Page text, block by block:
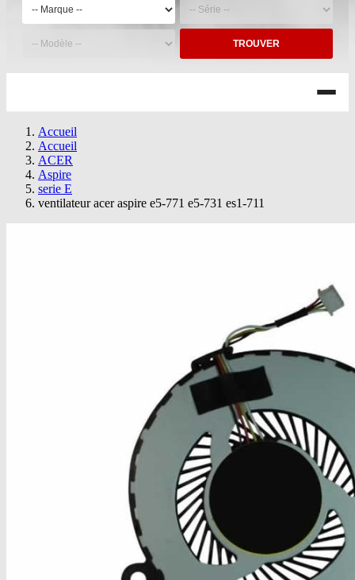
TROUVER
Accueil
Accueil
ACER
Aspire
serie E
ventilateur acer aspire e5-771 e5-731 es1-711